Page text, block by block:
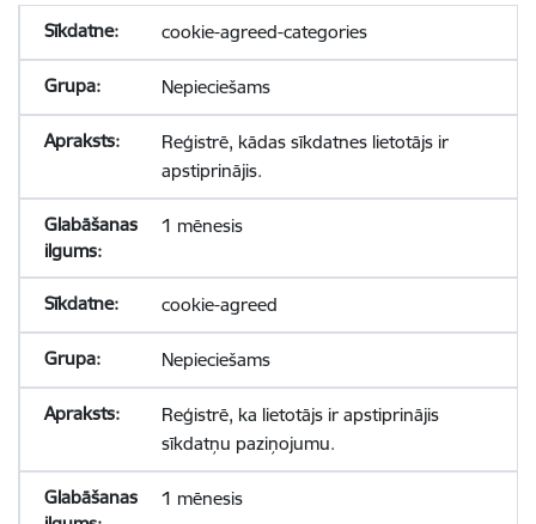
cookie-agreed-categories
Nepieciešams
Reģistrē, kādas sīkdatnes lietotājs ir
apstiprinājis.
1 mēnesis
cookie-agreed
Nepieciešams
Reģistrē, ka lietotājs ir apstiprinājis
sīkdatņu paziņojumu.
1 mēnesis